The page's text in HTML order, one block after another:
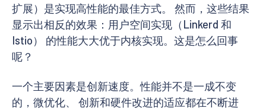
扩展）是实现高性能的最佳方式。 然而，这些结果
显示出相反的效果：用户空间实现（Linkerd 和
Istio） 的性能大大优于内核实现。这是怎么回事
呢？
一个主要因素是创新速度。性能并不是一成不变
的，微优化、 创新和硬件改进的适应都在不断进